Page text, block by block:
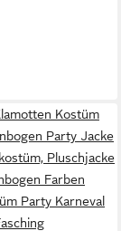
Kostüm
Party Jacke
Pluschjacke
Farben
Party Karneval